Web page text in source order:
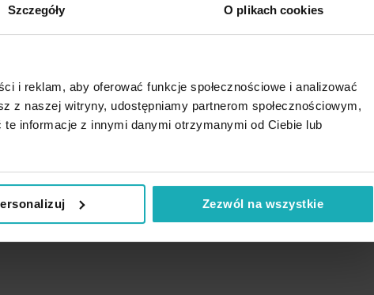
Szczegóły O plikach cookies
i reklam, aby oferować funkcje społecznościowe i analizować
z naszej witryny, udostępniamy partnerom społecznościowym,
informacje z innymi danymi otrzymanymi od Ciebie lub
Zezwól na wszystkie